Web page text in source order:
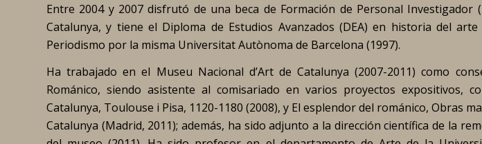
Entre 2004 y 2007 disfrutó de una beca de Formación de Personal Investigador
Catalunya, y tiene el Diploma de Estudios Avanzados (DEA) en historia del arte
Periodismo por la misma Universitat Autònoma de Barcelona (1997).
Ha trabajado en el Museu Nacional d’Art de Catalunya (2007-2011) como
Románico, siendo asistente al comisariado en varios proyectos expositivos,
Catalunya, Toulouse i Pisa, 1120-1180 (2008), y El esplendor del románico, Obras
Catalunya (Madrid, 2011); además, ha sido adjunto a la dirección científica de la